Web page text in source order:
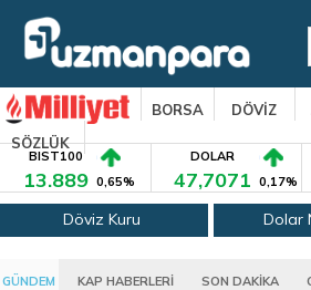
BORSA DÖVİZ
SÖZLÜK
BIST100
13.889 0,65%
DOLAR
47,7071 0,17%
Döviz Kuru Dolar
GÜNDEM KAP HABERLERİ SON DAKİKA